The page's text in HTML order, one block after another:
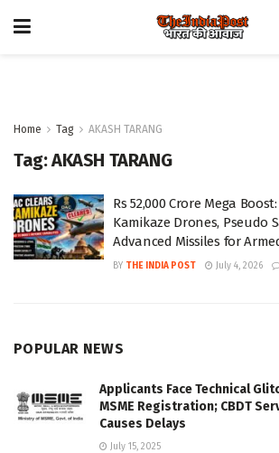
Home Tag AKASH TARANG
Tag:AKASH TARANG
Rs 52,000 Crore Mega
Kamikaze Drones, Pseudo
Advanced Missiles for
BY THE INDIA POST July 4, 2026
POPULAR NEWS
Applicants Face Technical
MSME Registration; CBDT
Causes Delays
July 15, 2025